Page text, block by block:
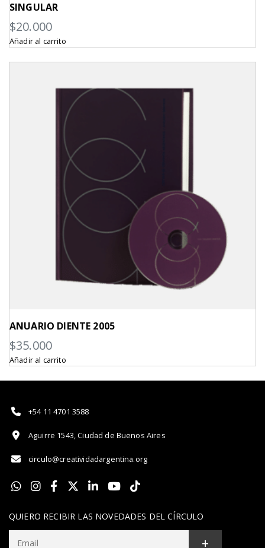
SINGULAR
$20.000
Añadir al carrito
ANUARIO DIENTE 2005
$35.000
Añadir al carrito
+54 11 4701 3588
Aguirre 1543, Ciudad de Buenos Aires
circulo@creatividadargentina.org
QUIERO RECIBIR LAS NOVEDADES DEL CÍRCULO
+